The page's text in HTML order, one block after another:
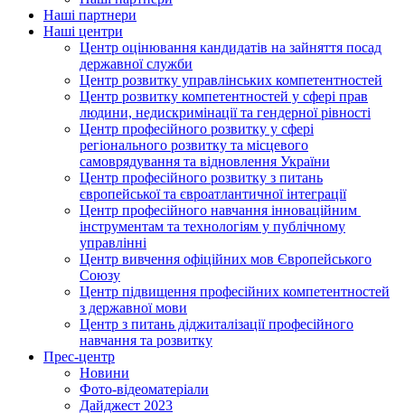
Наші партнери
Наші центри
Центр оцінювання кандидатів на зайняття посад
державної служби
Центр розвитку управлінських компетентностей
Центр розвитку компетентностей у сфері прав
людини, недискримінації та гендерної рівності
Центр професійного розвитку у сфері
регіонального розвитку та місцевого
самоврядування та відновлення України
Центр професійного розвитку з питань
європейської та євроатлантичної інтеграції
Центр професійного навчання інноваційним
інструментам та технологіям у публічному
управлінні
Центр вивчення офіційних мов Європейського
Союзу
Центр підвищення професійних компетентностей
з державної мови
Центр з питань діджиталізації професійного
навчання та розвитку
Прес-центр
Новини
Фото-відеоматеріали
Дайджест 2023